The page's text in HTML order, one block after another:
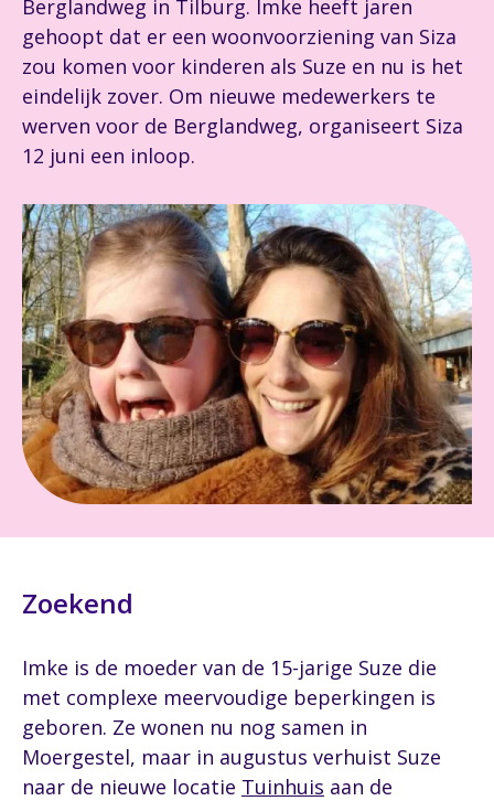
Berglandweg in Tilburg. Imke heeft jaren
gehoopt dat er een woonvoorziening van Siza
zou komen voor kinderen als Suze en nu is het
eindelijk zover. Om nieuwe medewerkers te
werven voor de Berglandweg, organiseert Siza
12 juni een inloop.
Zoekend
Imke is de moeder van de 15-jarige Suze die
met complexe meervoudige beperkingen is
geboren. Ze wonen nu nog samen in
Moergestel, maar in augustus verhuist Suze
naar de nieuwe locatie Tuinhuis aan de